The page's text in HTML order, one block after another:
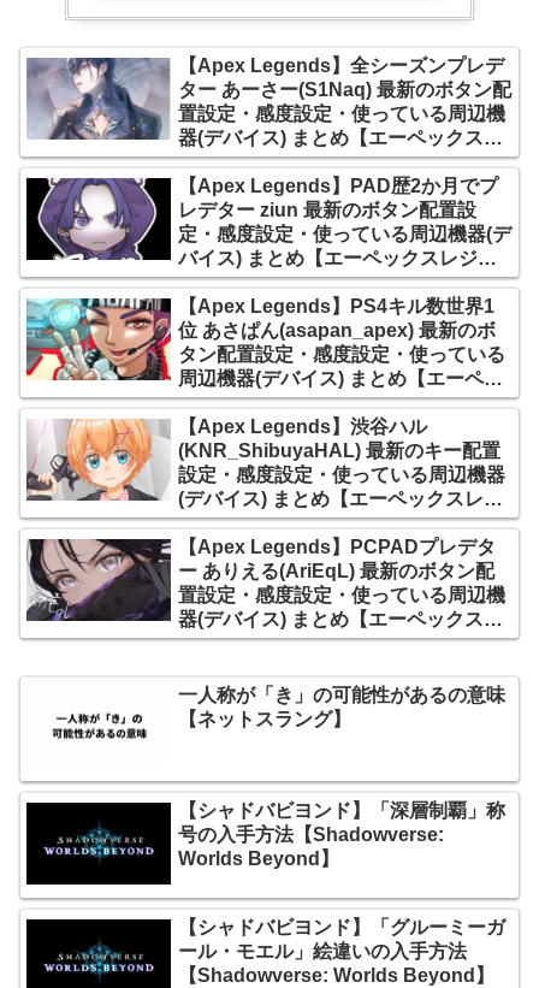
【Apex Legends】全シーズンプレデ
ター あーさー(S1Naq) 最新のボタン配
置設定・感度設定・使っている周辺機
器(デバイス) まとめ【エーペックスレ
ジェンズ】
【Apex Legends】PAD歴2か月でプ
レデター ziun 最新のボタン配置設
定・感度設定・使っている周辺機器(デ
バイス) まとめ【エーペックスレジェ
ンズ】
【Apex Legends】PS4キル数世界1
位 あさぱん(asapan_apex) 最新のボ
タン配置設定・感度設定・使っている
周辺機器(デバイス) まとめ【エーペッ
クスレジェンズ】
【Apex Legends】渋谷ハル
(KNR_ShibuyaHAL) 最新のキー配置
設定・感度設定・使っている周辺機器
(デバイス) まとめ【エーペックスレジ
ェンズ】
【Apex Legends】PCPADプレデタ
ー ありえる(AriEqL) 最新のボタン配
置設定・感度設定・使っている周辺機
器(デバイス) まとめ【エーペックスレ
ジェンズ】
一人称が「き」の可能性があるの意味
【ネットスラング】
【シャドバビヨンド】「深層制覇」称
号の入手方法【Shadowverse:
Worlds Beyond】
【シャドバビヨンド】「グルーミーガ
ール・モエル」絵違いの入手方法
【Shadowverse: Worlds Beyond】